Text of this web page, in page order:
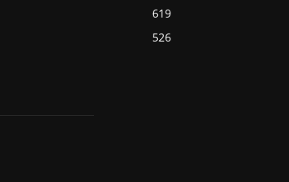
619
526